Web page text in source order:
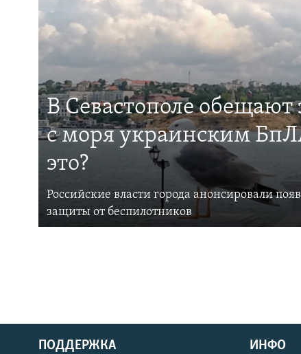
В Севастополе обещают
с моря украинским
это?
Российские власти города анонсировали
защиты от беспилотников
ПОДДЕРЖКА ИНФО